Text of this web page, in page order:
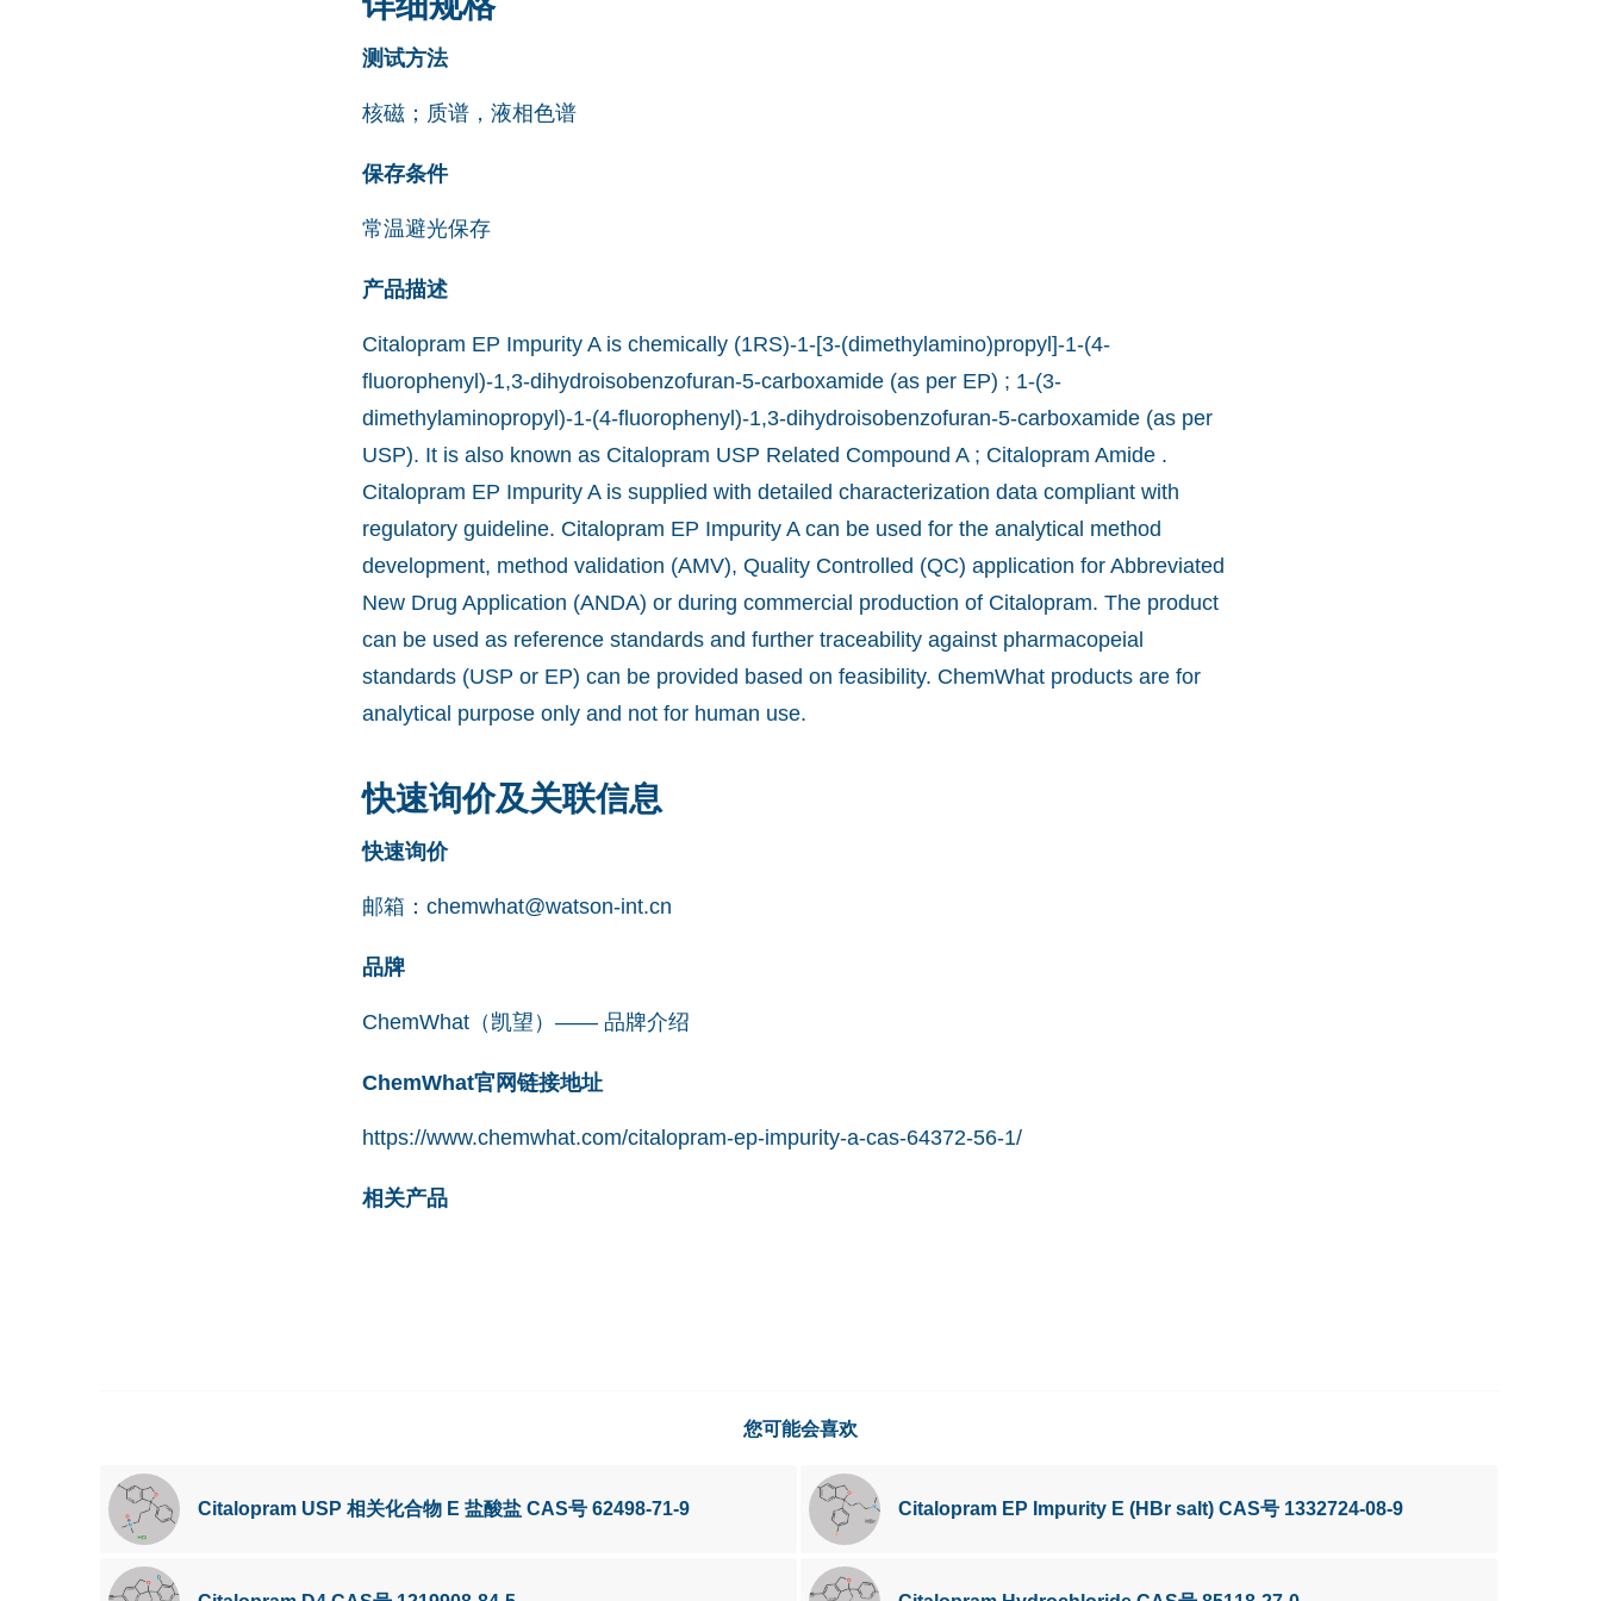
测试方法
核磁；质谱，液相色谱
保存条件
常温避光保存
产品描述
Citalopram EP Impurity A is chemically (1RS)-1-[3-(dimethylamino)propyl]-1-(4-
fluorophenyl)-1,3-dihydroisobenzofuran-5-carboxamide (as per EP) ; 1-(3-
dimethylaminopropyl)-1-(4-fluorophenyl)-1,3-dihydroisobenzofuran-5-carboxamide (as per
USP). It is also known as Citalopram USP Related Compound A ; Citalopram Amide .
Citalopram EP Impurity A is supplied with detailed characterization data compliant with
regulatory guideline. Citalopram EP Impurity A can be used for the analytical method
development, method validation (AMV), Quality Controlled (QC) application for Abbreviated
New Drug Application (ANDA) or during commercial production of Citalopram. The product
can be used as reference standards and further traceability against pharmacopeial
standards (USP or EP) can be provided based on feasibility. ChemWhat products are for
analytical purpose only and not for human use.
快速询价及关联信息
快速询价
邮箱： chemwhat@watson-int.cn
品牌
ChemWhat（凯望）—— 品牌介绍
ChemWhat官网链接地址
https://www.chemwhat.com/citalopram-ep-impurity-a-cas-64372-56-1/
相关产品
您可能会喜欢
Citalopram USP 相关化合物 E 盐酸盐 CAS号 62498-71-9 Citalopram EP Impurity E (HBr salt) CAS号 1332724-08-9